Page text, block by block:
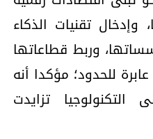
وإدخال تقنيات الذكاء
وربط قطاعاتها
للحدود؛ مؤكدا أنه
التكنولوجيا تزايدت